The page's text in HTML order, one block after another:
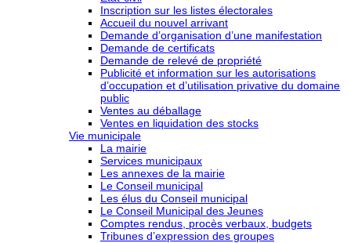
Inscription sur les listes électorales
Accueil du nouvel arrivant
Demande d’organisation d’une manifestation
Demande de certificats
Demande de relevé de propriété
Publicité et information sur les autorisations
d’occupation et d’utilisation privative du domaine
public
Ventes au déballage
Ventes en liquidation des stocks
Vie municipale
La mairie
Services municipaux
Les annexes de la mairie
Le Conseil municipal
Les élus du Conseil municipal
Le Conseil Municipal des Jeunes
Comptes rendus, procès verbaux, budgets
Tribunes d’expression des groupes